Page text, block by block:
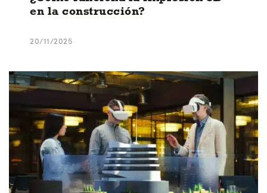
en la construcción?
20/11/2025